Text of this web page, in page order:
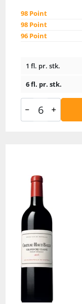
98 Point
98 Point
96 Point
1 fl. pr. stk.
6 fl. pr. stk.